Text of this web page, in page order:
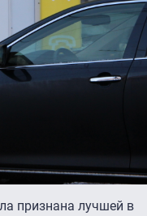
признана лучшей в